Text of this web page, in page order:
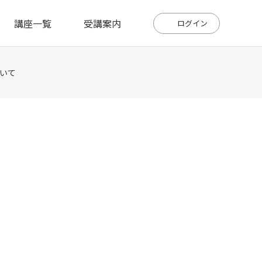
講座一覧 受講案内
て
ログイン